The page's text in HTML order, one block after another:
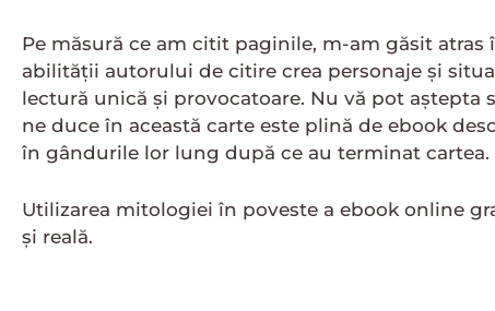
Pe măsură ce am citit paginile, m-am găsit
abilității autorului de citire crea personaje și
lectură unică și provocatoare. Nu vă pot
ne duce în această carte este plină de ebook
în gândurile lor lung după ce au terminat cartea.
Utilizarea mitologiei în poveste a ebook online
și reală.